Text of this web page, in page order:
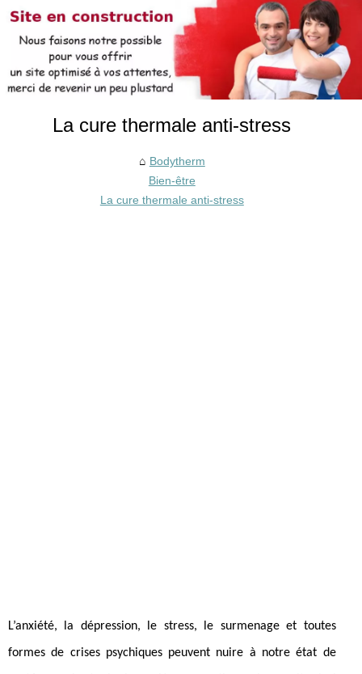
La cure thermale anti-stress
Bodytherm
Bien-être
La cure thermale anti-stress
L’anxiété, la dépression, le stress, le surmenage et toutes
formes de crises psychiques peuvent nuire à notre état de